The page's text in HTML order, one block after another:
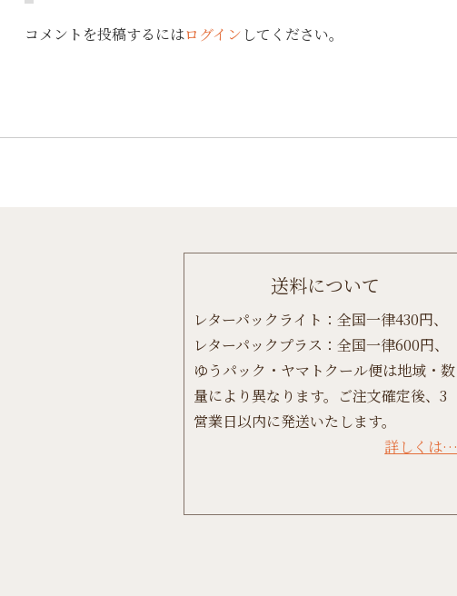
コメントを投稿するにはログイン してください。
送料について
レターパックライト：全国一律430円、
レターパックプラス：全国一律600円、
ゆうパック・ヤマトクール便は地域・数
量により異なります。ご注文確定後、3
営業日以内に発送いたします。
詳しくは…